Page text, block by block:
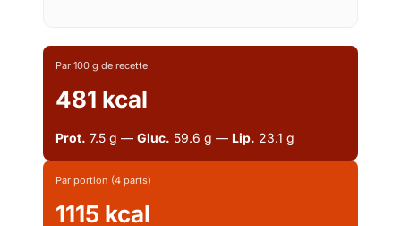
Par 100 g de recette
481 kcal
Prot. 7.5 g — Gluc. 59.6 g — Lip. 23.1 g
Par portion (4 parts)
1115 kcal